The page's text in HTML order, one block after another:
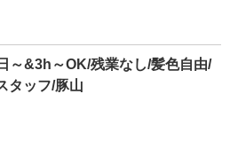
～&3h～OK/残業なし/髪色自由/
タッフ/豚山